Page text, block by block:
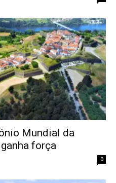
Mundial da
força
0